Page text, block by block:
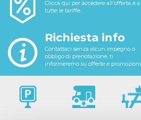
Clicca qui per accedere all'offerta e a
tutte le tariffe
Richiesta info
Contattaci senza alcun impegno o
obbligo di prenotazione, ti
informeremo su offerte e promozioni